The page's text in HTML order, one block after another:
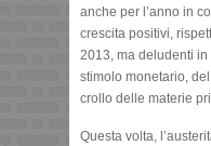
anche per l’anno in
crescita positivi,
2013, ma deludenti
stimolo monetario,
crollo delle materie
Questa volta,